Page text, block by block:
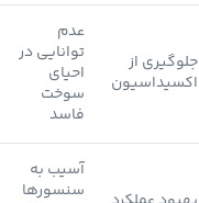
جلوگیری از
اکسیداسیون
عدم
توانایی در
احیای
سوخت
فاسد
آسیب به
سنسورها